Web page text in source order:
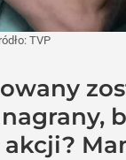
TVP
akcji?